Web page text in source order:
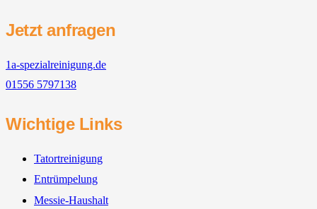
Jetzt anfragen
1a-spezialreinigung.de
01556 5797138
Wichtige Links
Tatortreinigung
Entrümpelung
Messie-Haushalt